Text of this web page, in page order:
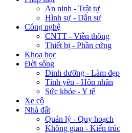
An ninh - Trật tự
Hình sự - Dân sự
Công nghệ
CNTT - Viễn thông
Thiết bị - Phần cứng
Khoa học
Đời sống
Dinh dưỡng - Làm đẹp
Tình yêu - Hôn nhân
Sức khỏe - Y tế
Xe cộ
Nhà đất
Quản lý - Quy hoạch
Không gian - Kiến trúc